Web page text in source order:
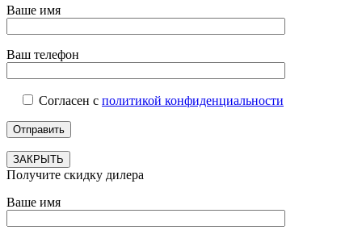
Ваше имя
Ваш телефон
Согласен с политикой конфиденциальности
ЗАКРЫТЬ
Получите скидку дилера
Ваше имя